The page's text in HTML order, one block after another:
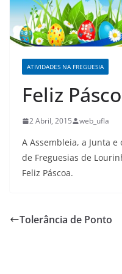
ATIVIDADES NA FREGUESIA
Feliz
2 Abril, 2015 web_ufla
A Assembleia, a Junta
de Freguesias de
Feliz Páscoa.
Tolerância de Ponto